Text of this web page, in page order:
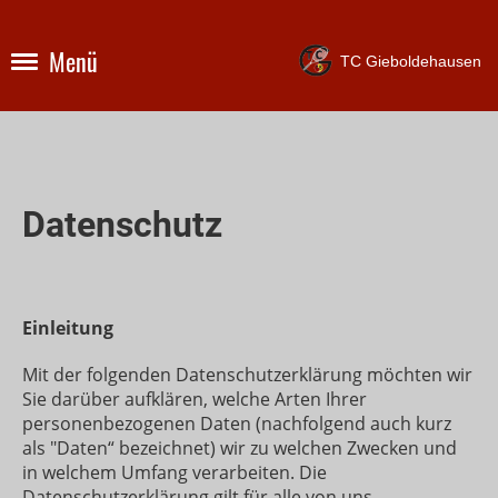
Menü TC Gieboldehausen
Datenschutz
Einleitung
Mit der folgenden Datenschutzerklärung möchten wir
Sie darüber aufklären, welche Arten Ihrer
personenbezogenen Daten (nachfolgend auch kurz
als "Daten“ bezeichnet) wir zu welchen Zwecken und
in welchem Umfang verarbeiten. Die